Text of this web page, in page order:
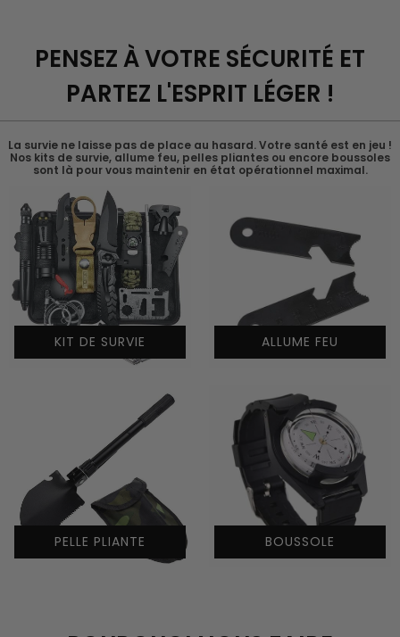
PENSEZ À VOTRE SÉCURITÉ ET
PARTEZ L'ESPRIT LÉGER !
La survie ne laisse pas de place au hasard. Votre santé est en jeu !
Nos kits de survie, allume feu, pelles pliantes ou encore boussoles
sont là pour vous maintenir en état opérationnel maximal.
KIT DE SURVIE ALLUME FEU
PELLE PLIANTE BOUSSOLE